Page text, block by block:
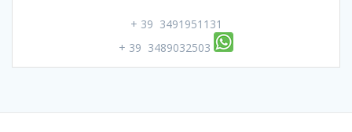
+ 39 3491951131
+ 39 3489032503